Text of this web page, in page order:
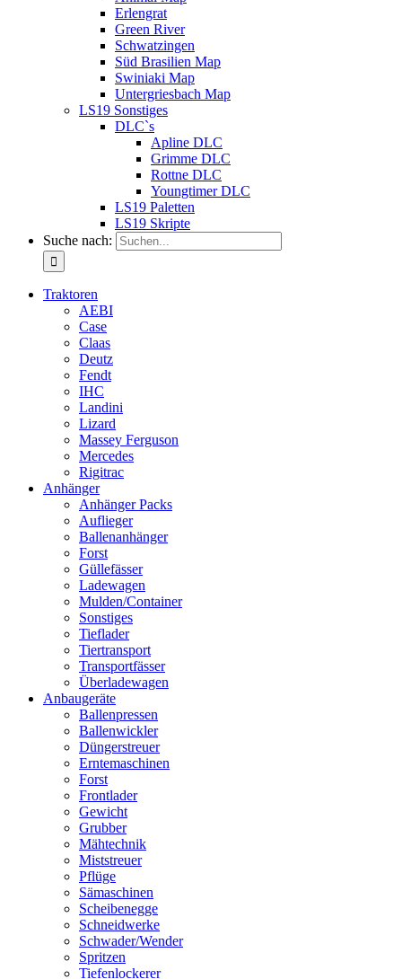
Erlengrat
Green River
Schwatzingen
Süd Brasilien Map
Swiniaki Map
Untergriesbach Map
LS19 Sonstiges
DLC`s
Apline DLC
Grimme DLC
Rottne DLC
Youngtimer DLC
LS19 Paletten
LS19 Skripte
Suche nach:
Traktoren
AEBI
Case
Claas
Deutz
Fendt
IHC
Landini
Lizard
Massey Ferguson
Mercedes
Rigitrac
Anhänger
Anhänger Packs
Auflieger
Ballenanhänger
Forst
Güllefässer
Ladewagen
Mulden/Container
Sonstiges
Tieflader
Tiertransport
Transportfässer
Überladewagen
Anbaugeräte
Ballenpressen
Ballenwickler
Düngerstreuer
Erntemaschinen
Forst
Frontlader
Gewicht
Grubber
Mähtechnik
Miststreuer
Pflüge
Sämaschinen
Scheibenegge
Schneidwerke
Schwader/Wender
Spritzen
Tiefenlockerer